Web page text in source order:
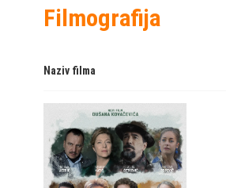
Filmografija
Naziv filma